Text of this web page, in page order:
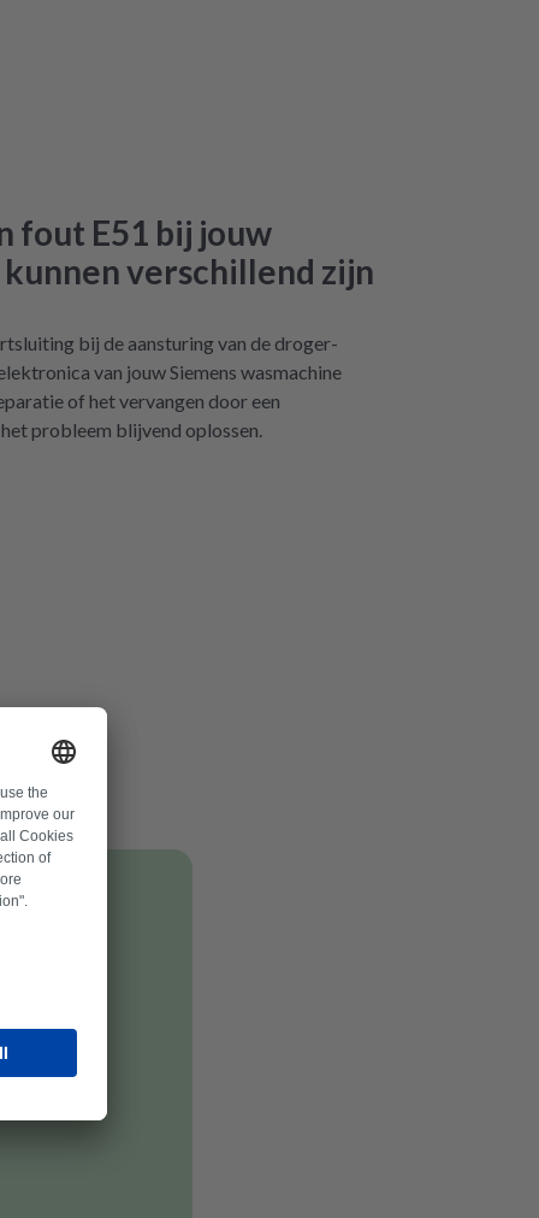
fout E51 bij jouw
verschillend zijn
bij de aansturing van de droger-
van jouw Siemens wasmachine
of het vervangen door een
probleem blijvend oplossen.